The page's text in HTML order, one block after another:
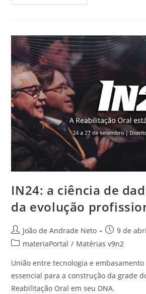
IN24: a ciência de
da evolução
João de Andrade Neto
9 de
materiaPortal / Matérias v9n2
União entre tecnologia e
essencial para a construção da grade
Reabilitação Oral em seu DNA.